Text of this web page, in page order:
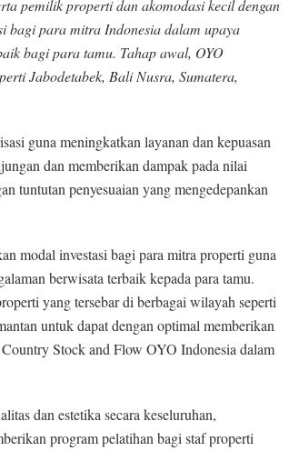
pemilik properti dan akomodasi kecil dengan
bagi para mitra Indonesia dalam upaya
bagi para tamu. Tahap awal, OYO
Jabodetabek, Bali Nusra, Sumatera,
guna meningkatkan layanan dan kepuasan
dan memberikan dampak pada nilai
tuntutan penyesuaian yang mengedepankan
modal investasi bagi para mitra properti guna
berwisata terbaik kepada para tamu.
yang tersebar di berbagai wilayah seperti
untuk dapat dengan optimal memberikan
Stock and Flow OYO Indonesia dalam
dan estetika secara keseluruhan,
program pelatihan bagi staf properti